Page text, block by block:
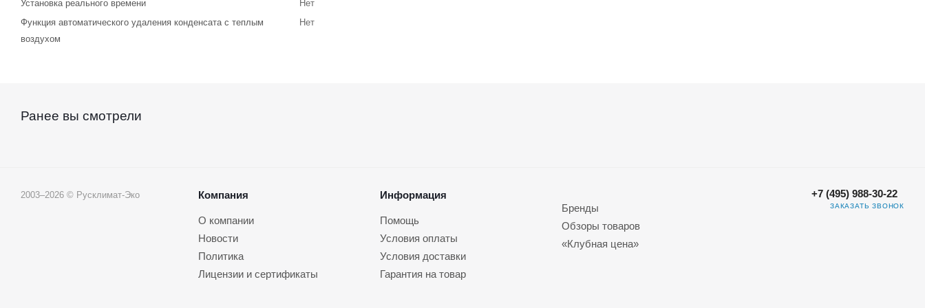
Установка реального времени
Нет
Функция автоматического удаления конденсата с теплым
воздухом
Нет
Ранее вы смотрели
2003–2026 © Русклимат-Эко Компания
О компании
Новости
Политика
Лицензии и сертификаты
Информация
Помощь
Условия оплаты
Условия доставки
Гарантия на товар
Бренды
Обзоры товаров
«Клубная цена»
+7 (495) 988-30-22
ЗАКАЗАТЬ ЗВОНОК